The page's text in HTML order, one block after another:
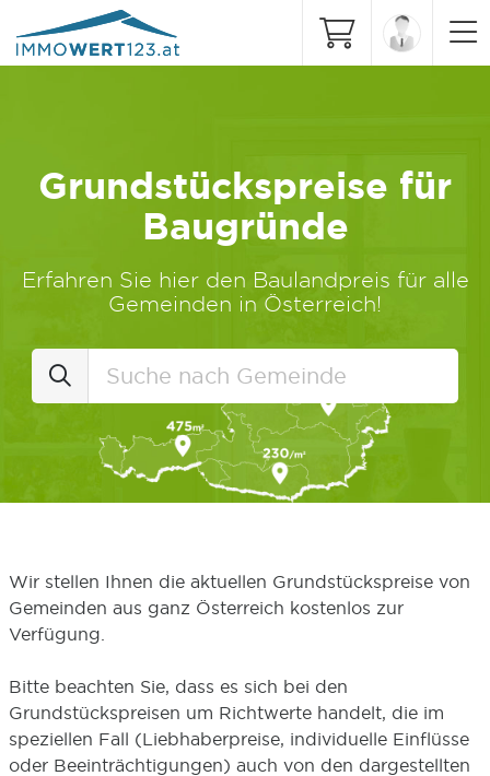
Grundstückspreise für
Baugründe
Erfahren Sie hier den Baulandpreis für alle
Gemeinden in Österreich!
Wir stellen Ihnen die aktuellen Grundstückspreise von
Gemeinden aus ganz Österreich kostenlos zur
Verfügung.
Bitte beachten Sie, dass es sich bei den
Grundstückspreisen um Richtwerte handelt, die im
speziellen Fall (Liebhaberpreise, individuelle Einflüsse
oder Beeinträchtigungen) auch von den dargestellten